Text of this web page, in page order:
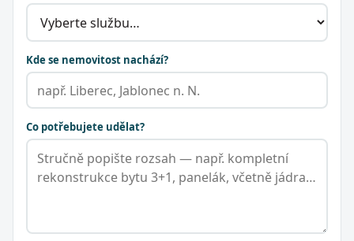
Kde se nemovitost nachází?
Co potřebujete udělat?